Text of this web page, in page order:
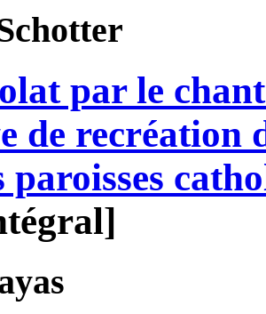
par le
de recréation
paroisses